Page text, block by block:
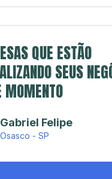
QUE ESTÃO
SEUS
MOMENTO
Japa’s açaí e
Rio de Janeiro - RJ